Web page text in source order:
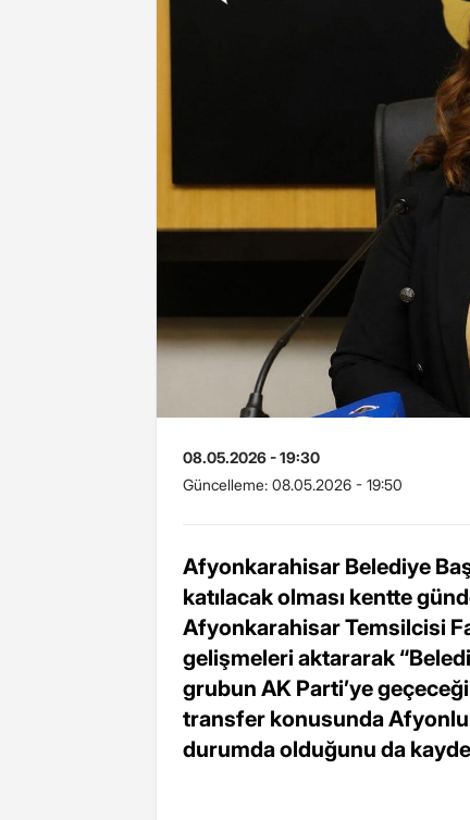
08.05.2026 - 19:30
Güncelleme: 08.05.2026 - 19:50
Afyonkarahisar Belediye
katılacak olması kentte
Afyonkarahisar Temsilcisi
gelişmeleri aktararak
grubun AK Parti’ye
transfer konusunda
durumda olduğunu da